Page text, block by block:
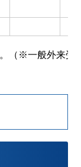
（※一般外来受